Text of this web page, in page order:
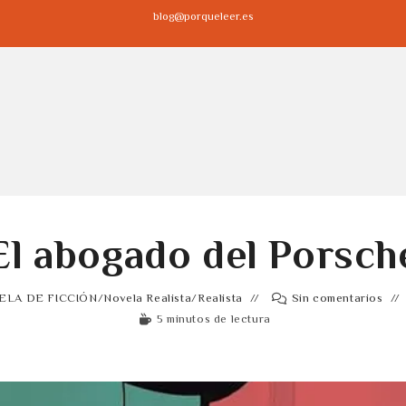
blog@porqueleer.es
abogado del
DE FICCIÓN/Novela Realista/Realista Sin comentarios
5 minutos de lectura